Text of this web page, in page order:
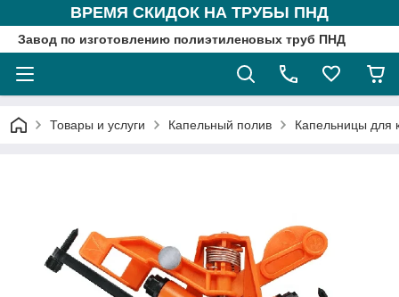
ВРЕМЯ СКИДОК НА ТРУБЫ ПНД
Завод по изготовлению полиэтиленовых труб ПНД
Товары и услуги Капельный полив Капельницы для